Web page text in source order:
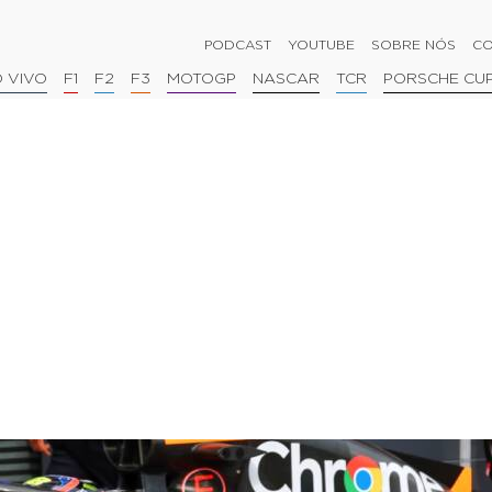
PODCAST YOUTUBE SOBRE NÓS
VIVO F1 F2 F3 MOTOGP NASCAR TCR PORSCHE